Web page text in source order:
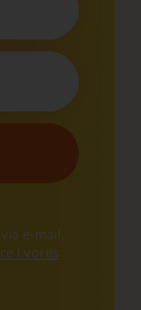
e-mail.
i vores